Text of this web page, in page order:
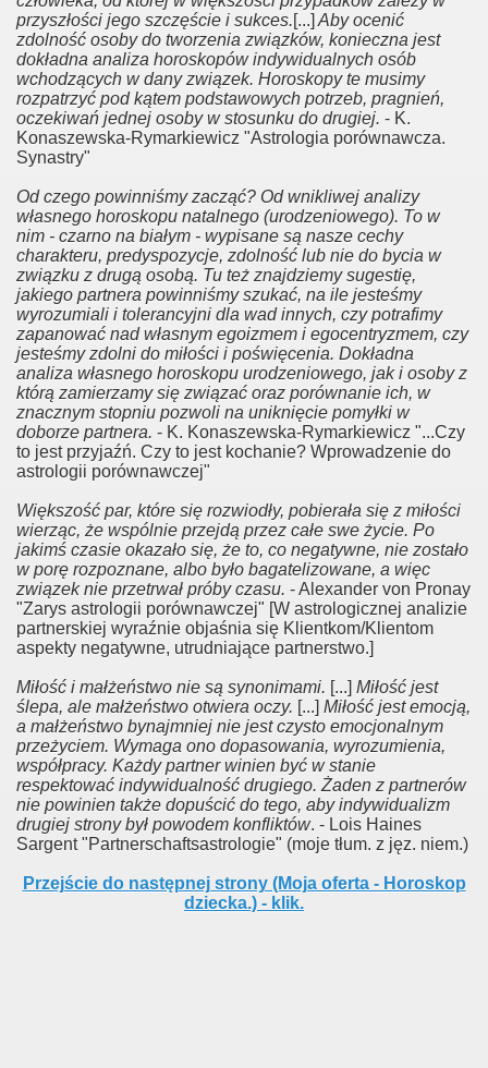
przyszłości jego szczęście i sukces.[...] Aby ocenić
zdolność osoby do tworzenia związków, konieczna jest
dokładna analiza horoskopów indywidualnych osób
wchodzących w dany związek. Horoskopy te musimy
rozpatrzyć pod kątem podstawowych potrzeb, pragnień,
oczekiwań jednej osoby w stosunku do drugiej. - K.
Konaszewska-Rymarkiewicz "Astrologia porównawcza.
Synastry"
Od czego powinniśmy zacząć? Od wnikliwej analizy
własnego horoskopu natalnego (urodzeniowego). To w
nim - czarno na białym - wypisane są nasze cechy
charakteru, predyspozycje, zdolność lub nie do bycia w
związku z drugą osobą. Tu też znajdziemy sugestię,
jakiego partnera powinniśmy szukać, na ile jesteśmy
wyrozumiali i tolerancyjni dla wad innych, czy potrafimy
zapanować nad własnym egoizmem i egocentryzmem, czy
jesteśmy zdolni do miłości i poświęcenia. Dokładna
analiza własnego horoskopu urodzeniowego, jak i osoby z
którą zamierzamy się związać oraz porównanie ich, w
znacznym stopniu pozwoli na uniknięcie pomyłki w
doborze partnera. - K. Konaszewska-Rymarkiewicz "...Czy
to jest przyjaźń. Czy to jest kochanie? Wprowadzenie do
astrologii porównawczej"
Większość par, które się rozwiodły, pobierała się z miłości
wierząc, że wspólnie przejdą przez całe swe życie. Po
jakimś czasie okazało się, że to, co negatywne, nie zostało
w porę rozpoznane, albo było bagatelizowane, a więc
związek nie przetrwał próby czasu. - Alexander von Pronay
"Zarys astrologii porównawczej" [W astrologicznej analizie
partnerskiej wyraźnie objaśnia się Klientkom/Klientom
aspekty negatywne, utrudniające partnerstwo.]
Miłość i małżeństwo nie są synonimami. [...] Miłość jest
ślepa, ale małżeństwo otwiera oczy. [...] Miłość jest emocją,
a małżeństwo bynajmniej nie jest czysto emocjonalnym
przeżyciem. Wymaga ono dopasowania, wyrozumienia,
współpracy. Każdy partner winien być w stanie
respektować indywidualność drugiego. Żaden z partnerów
nie powinien także dopuścić do tego, aby indywidualizm
drugiej strony był powodem konfliktów. - Lois Haines
Sargent "Partnerschaftsastrologie" (moje tłum. z jęz. niem.)
Przejście do następnej strony (Moja oferta - Horoskop
dziecka.) - klik.